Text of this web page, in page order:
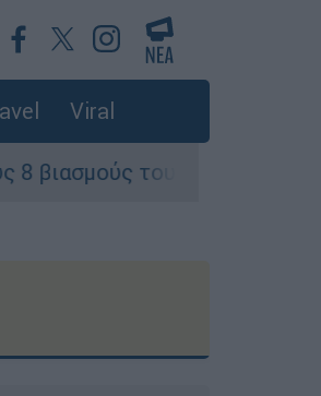
Viral
- «Μόνο 3